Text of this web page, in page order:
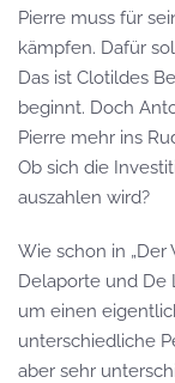
Pierre muss für
kämpfen. Dafür
Das ist Clotildes
beginnt. Doch
Pierre mehr ins
Ob sich die
auszahlen wird?
Wie schon in
Delaporte und De
um einen
unterschiedliche
aber sehr